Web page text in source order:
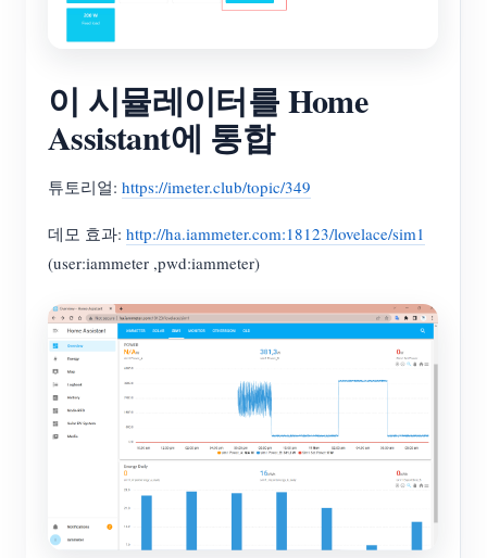
이 시뮬레이터를 Home
Assistant에 통합
튜토리얼: https://imeter.club/topic/349
데모 효과: http://ha.iammeter.com:18123/lovelace/sim1
(user:iammeter ,pwd:iammeter)